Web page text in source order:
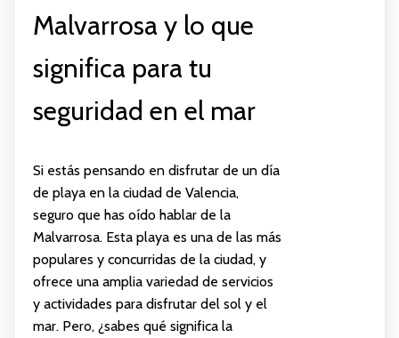
Malvarrosa y lo que
significa para tu
seguridad en el mar
Si estás pensando en disfrutar de un día
de playa en la ciudad de Valencia,
seguro que has oído hablar de la
Malvarrosa. Esta playa es una de las más
populares y concurridas de la ciudad, y
ofrece una amplia variedad de servicios
y actividades para disfrutar del sol y el
mar. Pero, ¿sabes qué significa la